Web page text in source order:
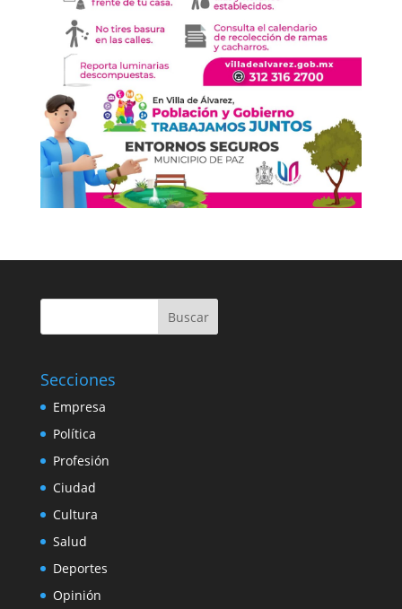
Buscar
Secciones
Empresa
Política
Profesión
Ciudad
Cultura
Salud
Deportes
Opinión